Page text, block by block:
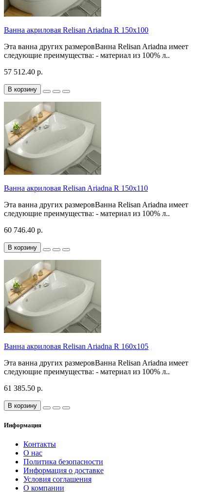
Ванна акриловая Relisan Ariadna R 150x100
Эта ванна других размеровВанна Relisan Ariadna имеет
следующие преимущества: - материал из 100% л..
57 512.40 р.
В корзину
Ванна акриловая Relisan Ariadna R 150x110
Эта ванна других размеровВанна Relisan Ariadna имеет
следующие преимущества: - материал из 100% л..
60 746.40 р.
В корзину
Ванна акриловая Relisan Ariadna R 160x105
Эта ванна других размеровВанна Relisan Ariadna имеет
следующие преимущества: - материал из 100% л..
61 385.50 р.
В корзину
Информация
Контакты
О нас
Политика безопасности
Информация о доставке
Условия соглашения
О компании